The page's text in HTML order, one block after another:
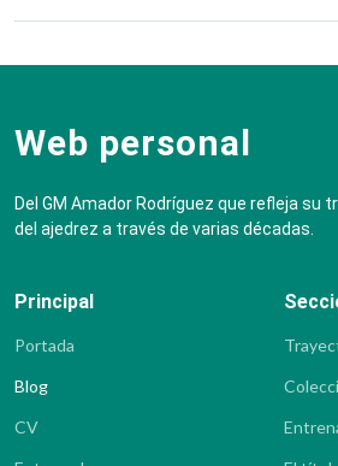
Web personal
Del GM Amador Rodríguez que refleja su
del ajedrez a través de varias décadas.
Principal
Portada
Blog
CV